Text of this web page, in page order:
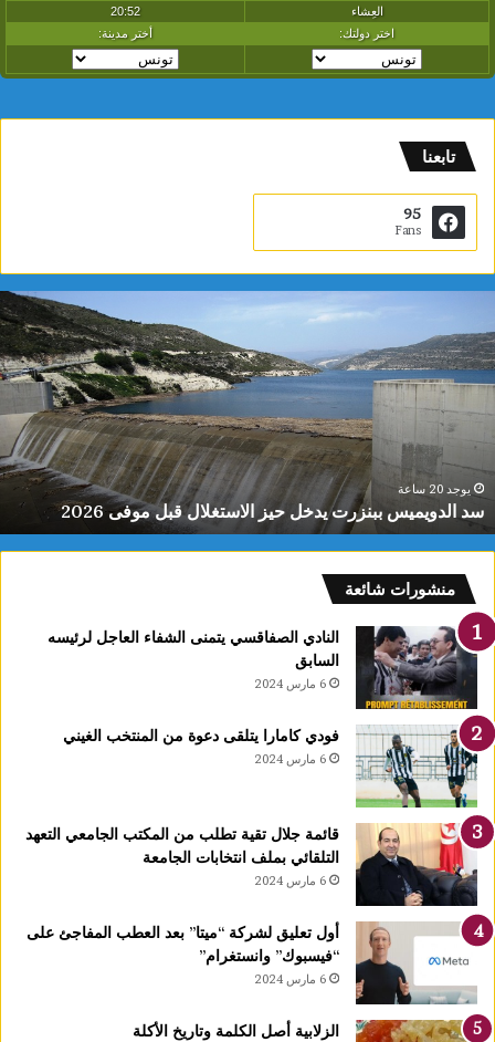
تابعنا
95
Fans
ا
ل
و
س
ب
ب
ر
ت
خ
ل
ا
ت
ل
يوجد 20 ساعة
سد الدويميس ببنزرت يدخل حيز الاستغلال قبل موفى 2026
منشورات شائعة
النادي الصفاقسي يتمنى الشفاء العاجل لرئيسه
السابق
6 مارس 2024
فودي كامارا يتلقى دعوة من المنتخب الغيني
6 مارس 2024
قائمة جلال تقية تطلب من المكتب الجامعي التعهد
التلقائي بملف انتخابات الجامعة
6 مارس 2024
أول تعليق لشركة “ميتا” بعد العطب المفاجئ على
“فيسبوك” وانستغرام”
6 مارس 2024
الزلابية أصل الكلمة وتاريخ الأكلة